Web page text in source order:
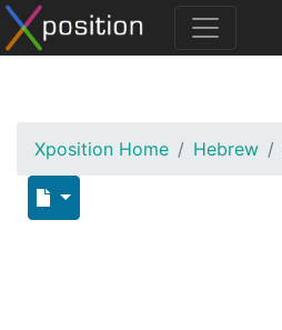
Xposition Home Hebrew